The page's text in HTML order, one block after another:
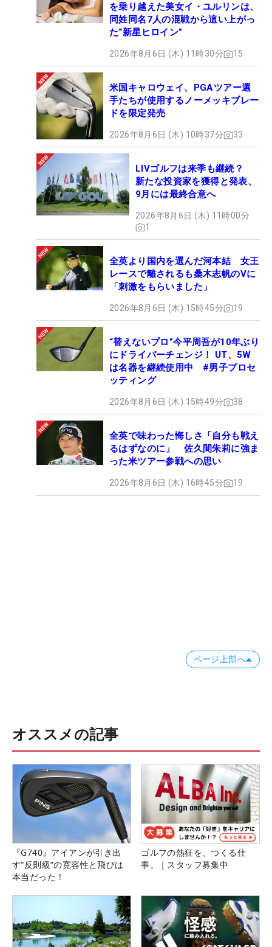
を乗り越えた美女イ・ユルリンは、
同姓同名7人の混戦から這い上がっ
た“新星ヒロイン”
2026年8月6日 (木) 11時30分 15
米国キャロウェイ、PGAツアー選
手たちが使用するノーメッキブレー
ドを限定発売
2026年8月6日 (木) 10時37分 33
LIVゴルフは来季も継続？
新たな投資家を獲得と発表、
9月には最終合意へ
2026年8月6日 (木) 11時00分
1
全英より国内を選んだ河本結 女王
レースで離されるも桑木志帆のVに
「刺激をもらいました」
2026年8月6日 (木) 15時45分 19
“替えないプロ”今平周吾が10年ぶり
にドライバーチェンジ！ UT、5W
は名器を継続使用中 #男子プロセ
ッティング
2026年8月6日 (木) 15時49分 38
全英で味わった悔しさ「自分も戦え
るはずなのに」 佐久間朱莉に強ま
った米ツアー参戦への思い
2026年8月6日 (木) 16時45分 19
ページ上部へ
オススメの記事
『G740』アイアンが引き出
す“反則級”の寛容性と飛びは
本当だった！
ゴルフの熱狂を、つくる仕
事。｜スタッフ募集中